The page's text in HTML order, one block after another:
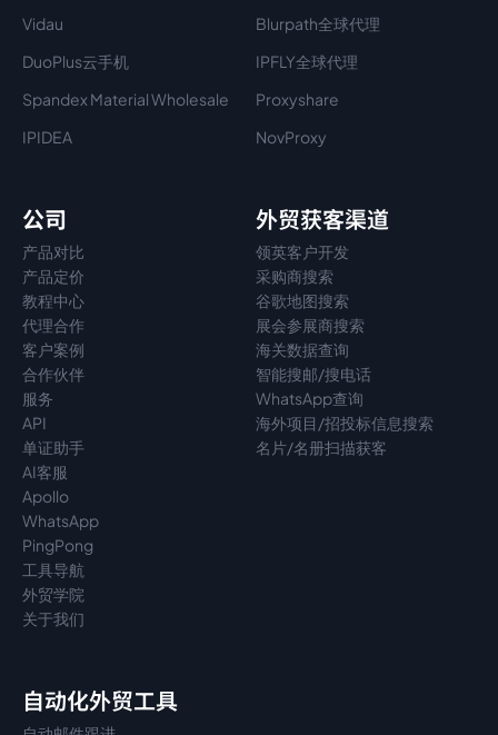
Vidau
Blurpath全球代理
DuoPlus云手机
IPFLY全球代理
Spandex Material Wholesale​
Proxyshare
IPIDEA
NovProxy
公司
产品对比
产品定价
教程中心
代理合作
客户案例
合作伙伴
服务
API
单证助手
AI客服
Apollo
WhatsApp
PingPong
工具导航
外贸学院
关于我们
外贸获客渠道
领英客户开发
采购商搜索
谷歌地图搜索
展会参展商搜索
海关数据查询
智能搜邮/搜电话
WhatsApp查询
海外项目/招投标信息搜索
名片/名册扫描获客
自动化外贸工具